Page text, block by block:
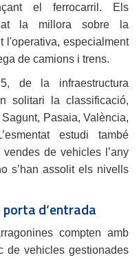
el ferrocarril. Els
la millora sobre la
l'operativa, especialment
de camions i trens.
de la infraestructura
solitari la classificació,
Pasaia, València,
estudi també
de vehicles l’any
s’han assolit els nivells
d’entrada
compten amb
de vehicles gestionades